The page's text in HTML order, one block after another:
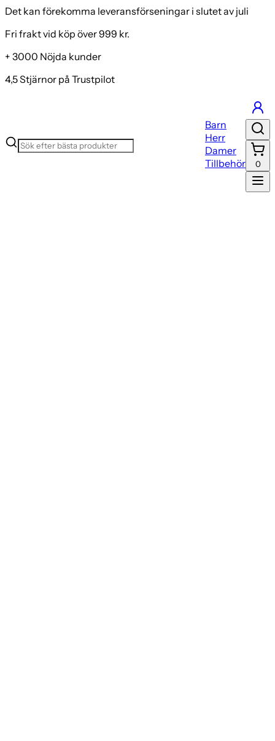
Det kan förekomma leveransförseningar i slutet av juli
Fri frakt vid köp över 999 kr.
+ 3000 Nöjda kunder
4,5 Stjärnor på Trustpilot
Barn
Herr
Damer
Tillbehör
0